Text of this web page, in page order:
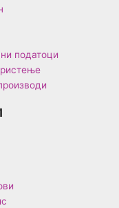
податоци